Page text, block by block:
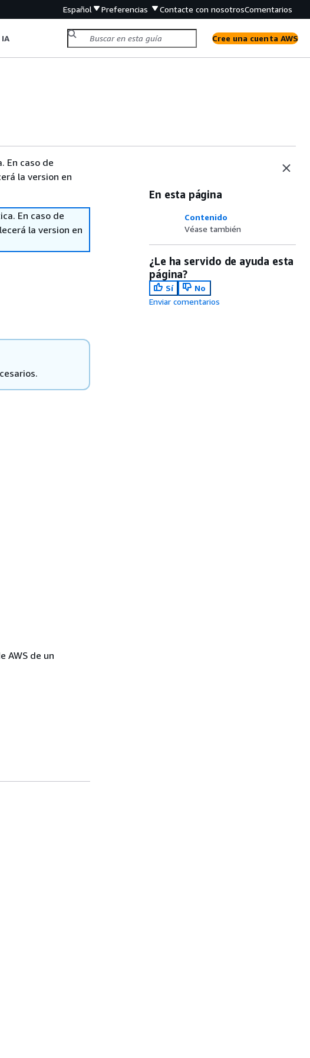
Español Preferencias Contacte con nosotrosComentarios
Cree una cuenta AWS
En caso de
la version en
En caso de
la version en
AWS de un
En esta página
Contenido
Véase también
¿Le ha servido de ayuda esta
página?
Sí
No
Enviar comentarios